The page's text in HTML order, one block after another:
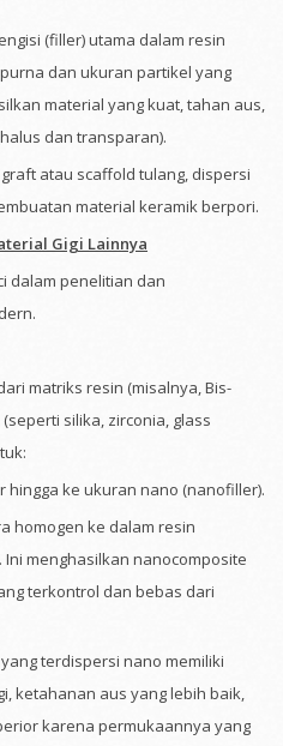
(filler) utama dalam resin
dan ukuran partikel yang
material yang kuat, tahan aus,
dan transparan).
atau scaffold tulang, dispersi
material keramik berpori.
Gigi Lainnya
dalam penelitian dan
matriks resin (misalnya, Bis-
silika, zirconia, glass
ke ukuran nano (nanofiller).
homogen ke dalam resin
menghasilkan nanocomposite
terkontrol dan bebas dari
terdispersi nano memiliki
ketahanan aus yang lebih baik,
karena permukaannya yang